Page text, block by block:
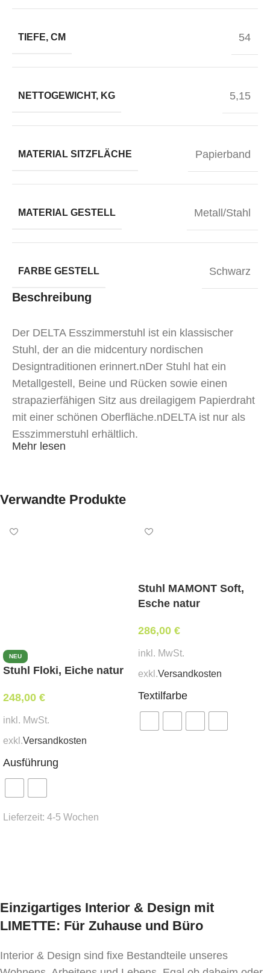
TIEFE, CM 54
NETTOGEWICHT, KG 5,15
MATERIAL SITZFLÄCHE Papierband
MATERIAL GESTELL Metall/Stahl
FARBE GESTELL Schwarz
Beschreibung
Der DELTA Esszimmerstuhl ist ein klassischer
Stuhl, der an die midcentury nordischen
Designtraditionen erinnert.nDer Stuhl hat ein
Metallgestell, Beine und Rücken sowie einen
strapazierfähigen Sitz aus dreilagigem Papierdraht
mit einer schönen Oberfläche.nDELTA ist nur als
Esszimmerstuhl erhältlich.
Mehr lesen
Verwandte Produkte
NEU
Stuhl Floki, Eiche natur
248,00 €
inkl. MwSt.
exkl.Versandkosten
Ausführung
Lieferzeit: 4-5 Wochen
Stuhl MAMONT Soft,
Esche natur
286,00 €
inkl. MwSt.
exkl.Versandkosten
Textilfarbe
Einzigartiges Interior & Design mit
LIMETTE: Für Zuhause und Büro
Interior & Design sind fixe Bestandteile unseres